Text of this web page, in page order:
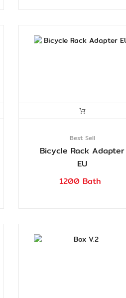
Best Sell
Bicycle Rack Adapter
EU
1200 Bath